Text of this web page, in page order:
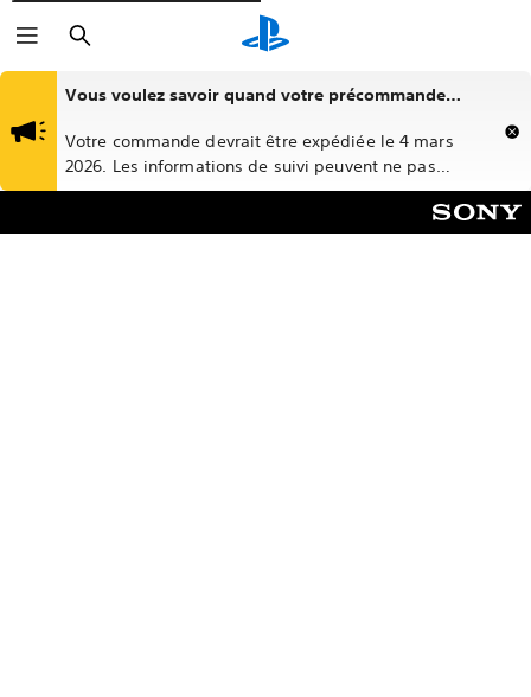
Rechercher
Vous voulez savoir quand votre précommande
Votre commande devrait être expédiée le 4 mars
2026. Les informations de suivi peuvent ne pas
s'afficher avant le milieu de l'après-midi.